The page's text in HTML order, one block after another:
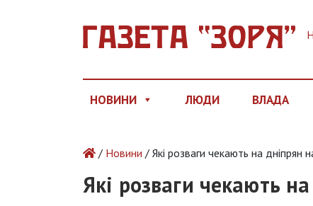
НОВИНИ ЛЮДИ ВЛАДА
/ Новини / Які розваги чекають на дніпрян
Які розваги чекають